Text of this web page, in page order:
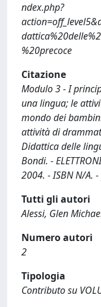
ndex.php?
%20precoce
Citazione
Modulo 3 - I
una lingua; le
mondo dei
attività di
Didattica delle
Bondi. -
2004. - ISBN N/A.
Tutti gli autori
Alessi, Glen
Numero autori
2
Tipologia
Contributo su